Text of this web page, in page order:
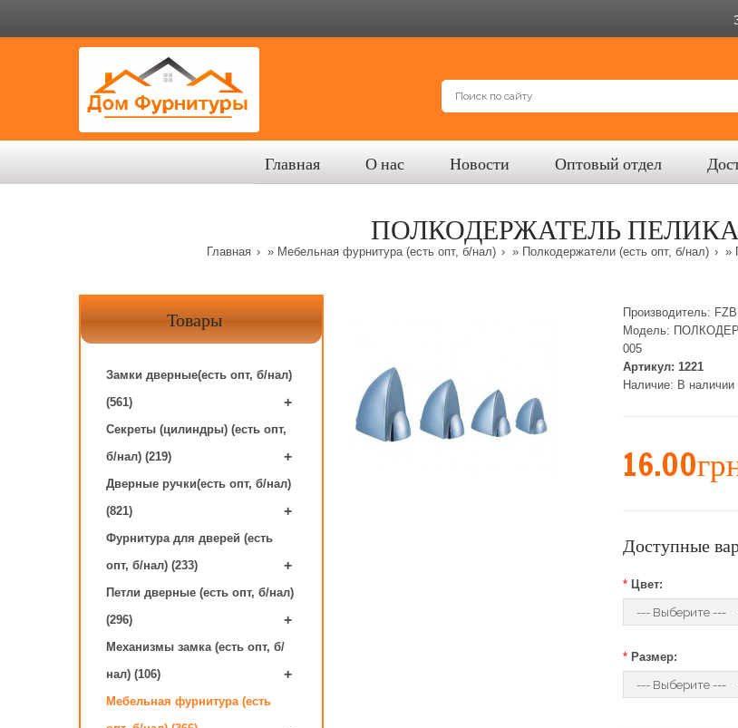
Главная О нас Новости Оптовый отдел
ПОЛКОДЕРЖАТЕЛЬ
Главная » Мебельная фурнитура (есть опт, б/нал) » Полкодержатели (есть опт, б/нал) »
Товары
Замки дверные(есть опт, б/нал)
(561)
+
Секреты (цилиндры) (есть опт,
б/нал) (219)
+
Дверные ручки(есть опт, б/нал)
(821)
+
Фурнитура для дверей (есть
опт, б/нал) (233)
+
Петли дверные (есть опт, б/нал)
(296)
+
Механизмы замка (есть опт, б/
нал) (106)
+
Мебельная фурнитура (есть
Производитель: FZB
Модель:
005
Артикул: 1221
Наличие: В наличии
Доступные
* Цвет:
* Размер: